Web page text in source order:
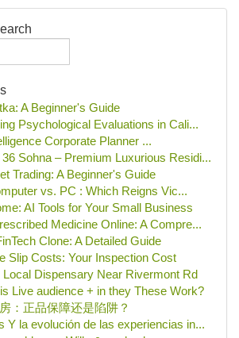
A Beginner's Guide
Psychological Evaluations in Cali...
Corporate Planner ...
Sohna – Premium Luxurious Residi...
Trading: A Beginner's Guide
vs. PC : Which Reigns Vic...
AI Tools for Your Small Business
Medicine Online: A Compre...
Clone: A Detailed Guide
Slip Costs: Your Inspection Cost
Local Dispensary Near Rivermont Rd
Live audience + in they These Work?
：正品保障还是陷阱？
Y la evolución de las experiencias in...